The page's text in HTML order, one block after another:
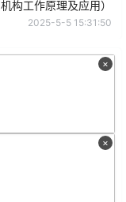
机构工作原理及应用）
2025-5-5 15:31:50
×
×